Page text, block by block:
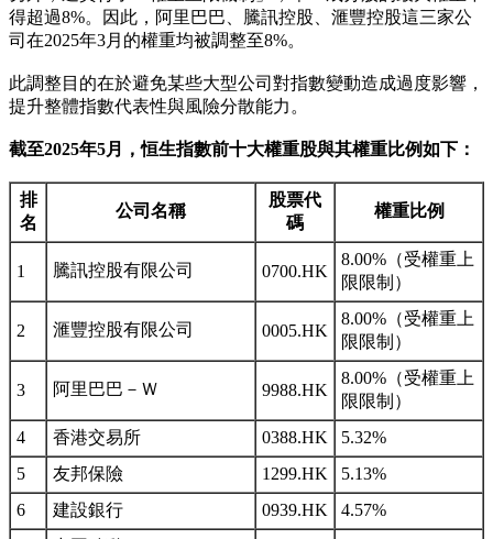
得超過8%。因此，阿里巴巴、騰訊控股、滙豐控股這三家公
司在2025年3月的權重均被調整至8%。
此調整目的在於避免某些大型公司對指數變動造成過度影響，
提升整體指數代表性與風險分散能力。
截至2025年5月，恒生指數前十大權重股與其權重比例如下：
排
名
公司名稱
股票代
碼
權重比例
1 騰訊控股有限公司 0700.HK
8.00%（受權重上
限限制）
2 滙豐控股有限公司 0005.HK
8.00%（受權重上
限限制）
3 阿里巴巴－Ｗ 9988.HK
8.00%（受權重上
限限制）
4
香港交易所 0388.HK
5.32%
5
友邦保險 1299.HK
5.13%
6
建設銀行 0939.HK
4.57%